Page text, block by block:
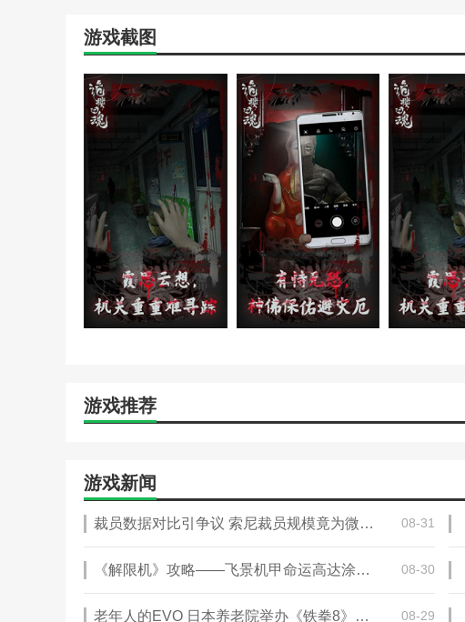
热门搜索:
略) 野外生存的世界游戏攻略综合篇(模拟野外生存游戏大全)
游戏截图
游戏推荐
游戏新闻
裁员数据对比引争议 索尼裁员规模竟为微软5倍！ 08-31
《解限机》攻略——飞景机甲命运高达涂装配色分享 08-30
老年人的EVO 日本养老院举办《铁拳8》攻略——电竞赛 08-29